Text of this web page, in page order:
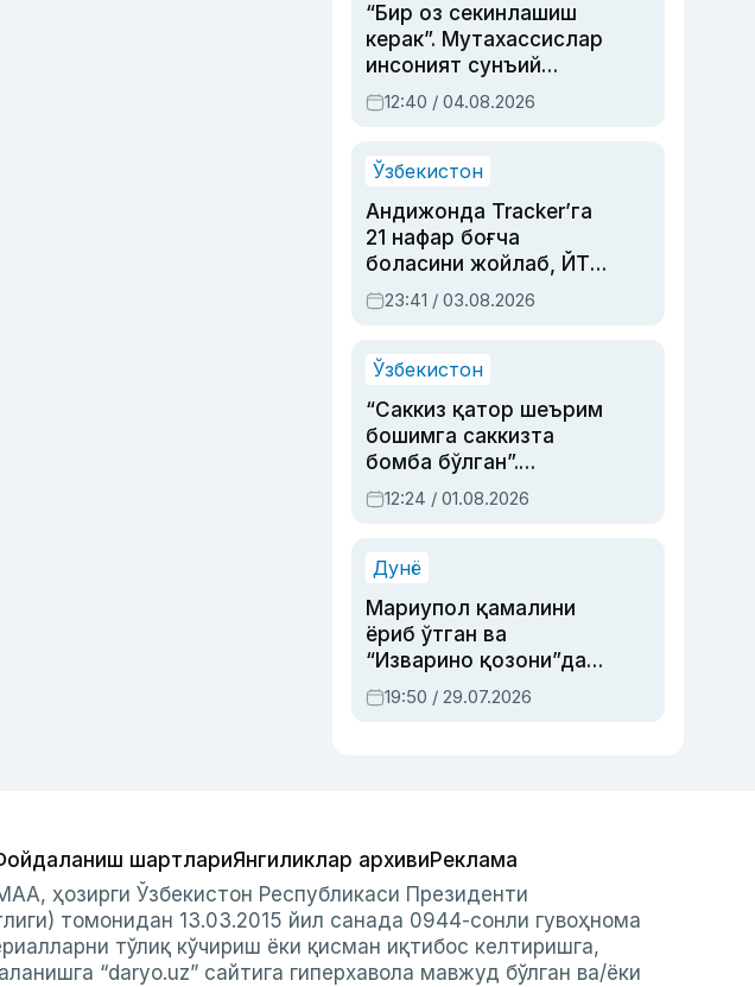
“Бир оз секинлашиш
керак”. Мутахассислар
инсоният сунъий
интеллектни бошқара
олмай қолишидан
12:40 / 04.08.2026
Ўзбекистон
Андижонда Tracker’га
21 нафар боғча
боласини жойлаб, ЙТҲ
содир этган аёлга суд
ҳукми ўқилди
23:41 / 03.08.2026
Ўзбекистон
“Саккиз қатор шеърим
бошимга саккизта
бомба бўлган”.
Абдулла Ориповни
сиёсий айбловлардан
12:24 / 01.08.2026
Дунё
Мариупол қамалини
ёриб ўтган ва
“Изварино қозони”дан
чиққан қаҳрамон —
Украина армияси бош
19:50 / 29.07.2026
шартлариЯнгиликлар архивиРеклама
ҳозирги Ўзбекистон Республикаси Президенти
томонидан 13.03.2015 йил санада 0944-сонли гувоҳнома
тўлиқ кўчириш ёки қисман иқтибос келтиришга,
“daryo.uz” сайтига гиперхавола мавжуд бўлган ва/ёки